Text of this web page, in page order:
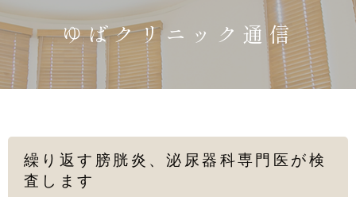
ゆばクリニック通信
繰り返す膀胱炎、泌尿器科専門医が検
査します